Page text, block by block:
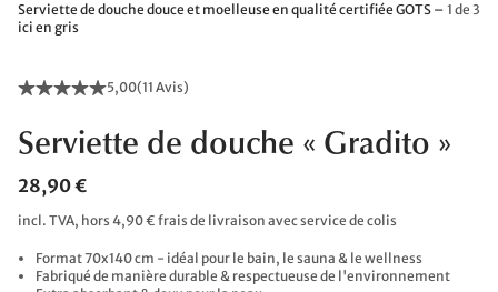
Serviette de douche douce et moelleuse en qualité certifiée GOTS –
ici en gris
1 de 3
5,00(11 Avis)
Serviette de douche « Gradito »
28,90 €
incl. TVA, hors 4,90 € frais de livraison avec service de colis
Format 70x140 cm - idéal pour le bain, le sauna & le wellness
Fabriqué de manière durable & respectueuse de l'environnement